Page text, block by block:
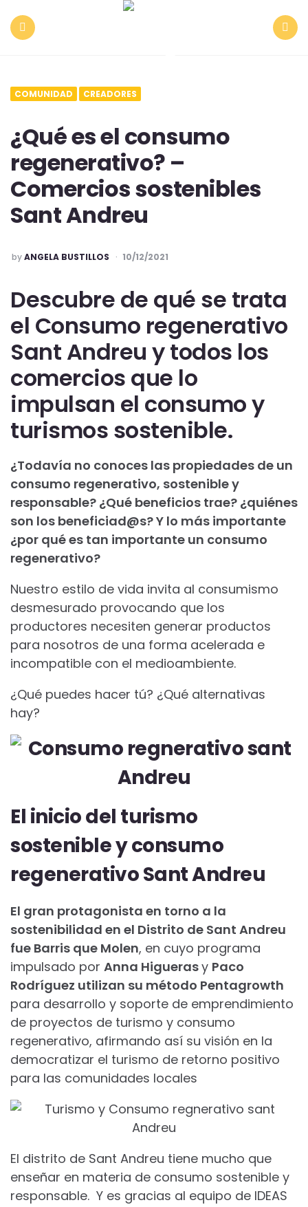
COMUNIDAD CREADORES
¿Qué es el consumo
regenerativo? –
Comercios sostenibles
Sant Andreu
POSTED
byANGELA BUSTILLOS 10/12/2021
Descubre de qué se trata
el Consumo regenerativo
Sant Andreu y todos los
comercios que lo
impulsan el consumo y
turismos sostenible.
¿Todavía no conoces las propiedades de un
consumo regenerativo, sostenible y
responsable? ¿Qué beneficios trae? ¿quiénes
son los beneficiad@s? Y lo más importante
¿por qué es tan importante un consumo
regenerativo?
Nuestro estilo de vida invita al consumismo
desmesurado provocando que los
productores necesiten generar productos
para nosotros de una forma acelerada e
incompatible con el medioambiente.
¿Qué puedes hacer tú? ¿Qué alternativas
hay?
El inicio del turismo
sostenible y consumo
regenerativo Sant Andreu
El gran protagonista en torno a la
sostenibilidad en el Distrito de Sant Andreu
fue Barris que Molen, en cuyo programa
impulsado por Anna Higuerasy Paco
Rodríguez utilizan su método Pentagrowth
para desarrollo y soporte de emprendimiento
de proyectos de turismo y consumo
regenerativo, afirmando así su visión en la
democratizar el turismo de retorno positivo
para las comunidades locales
El distrito de Sant Andreu tiene mucho que
enseñar en materia de consumo sostenible y
responsable. Y es gracias al equipo de IDEAS